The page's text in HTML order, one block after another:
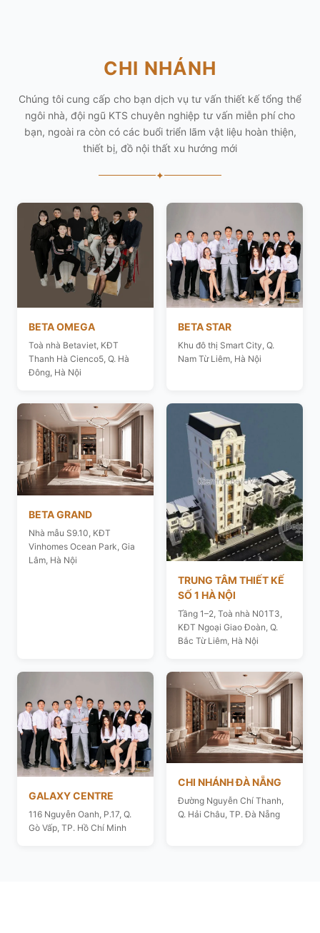
CHI NHÁNH
Chúng tôi cung cấp cho bạn dịch vụ tư vấn thiết kế tổng thể
ngôi nhà, đội ngũ KTS chuyên nghiệp tư vấn miễn phí cho
bạn, ngoài ra còn có các buổi triển lãm vật liệu hoàn thiện,
thiết bị, đồ nội thất xu hướng mới
✦
BETA OMEGA
Toà nhà Betaviet, KĐT
Thanh Hà Cienco5, Q. Hà
Đông, Hà Nội
BETA STAR
Khu đô thị Smart City, Q.
Nam Từ Liêm, Hà Nội
BETA GRAND
Nhà mẫu S9.10, KĐT
Vinhomes Ocean Park, Gia
Lâm, Hà Nội
TRUNG TÂM THIẾT KẾ
SỐ 1 HÀ NỘI
Tầng 1–2, Toà nhà N01T3,
KĐT Ngoại Giao Đoàn, Q.
Bắc Từ Liêm, Hà Nội
GALAXY CENTRE
116 Nguyễn Oanh, P.17, Q.
Gò Vấp, TP. Hồ Chí Minh
CHI NHÁNH ĐÀ NẴNG
Đường Nguyễn Chí Thanh,
Q. Hải Châu, TP. Đà Nẵng